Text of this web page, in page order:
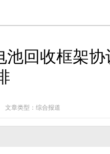
回收框架协
文章类型：综合报道